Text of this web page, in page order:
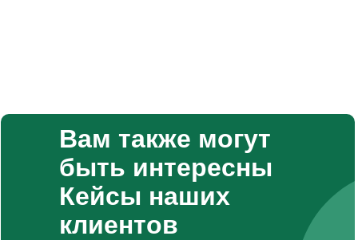
Вам также могут
быть интересны
Кейсы наших
клиентов